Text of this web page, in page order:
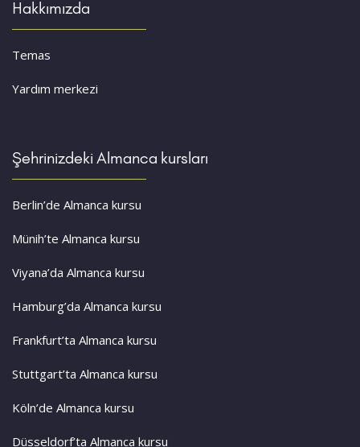
Hakkımızda
Temas
Yardım merkezi
Şehrinizdeki Almanca kursları
Berlin’de Almanca kursu
Münih’te Almanca kursu
Viyana’da Almanca kursu
Hamburg’da Almanca kursu
Frankfurt’ta Almanca kursu
Stuttgart’ta Almanca kursu
Köln’de Almanca kursu
Düsseldorf’ta Almanca kursu